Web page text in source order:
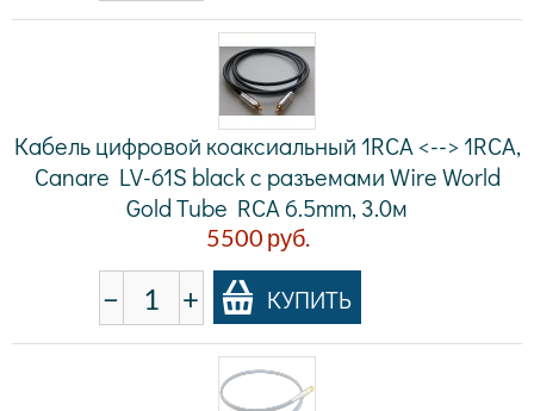
Кабель цифровой коаксиальный 1RCA <--> 1RCA,
Canare LV-61S black с разъемами Wire World
Gold Tube RCA 6.5mm, 3.0м
5500 руб.
− + КУПИТЬ